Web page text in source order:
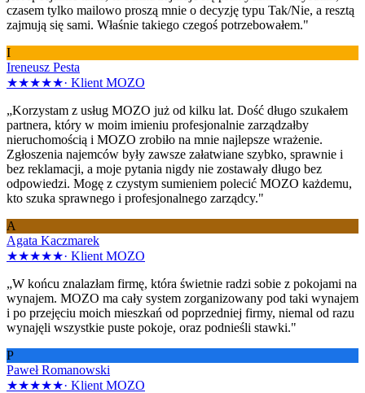
czasem tylko mailowo proszą mnie o decyzję typu Tak/Nie, a resztą
zajmują się sami. Właśnie takiego czegoś potrzebowałem."
I
Ireneusz Pesta
★★★★★· Klient MOZO
„Korzystam z usług MOZO już od kilku lat. Dość długo szukałem
partnera, który w moim imieniu profesjonalnie zarządzałby
nieruchomością i MOZO zrobiło na mnie najlepsze wrażenie.
Zgłoszenia najemców były zawsze załatwiane szybko, sprawnie i
bez reklamacji, a moje pytania nigdy nie zostawały długo bez
odpowiedzi. Mogę z czystym sumieniem polecić MOZO każdemu,
kto szuka sprawnego i profesjonalnego zarządcy."
A
Agata Kaczmarek
★★★★★· Klient MOZO
„W końcu znalazłam firmę, która świetnie radzi sobie z pokojami na
wynajem. MOZO ma cały system zorganizowany pod taki wynajem
i po przejęciu moich mieszkań od poprzedniej firmy, niemal od razu
wynajęli wszystkie puste pokoje, oraz podnieśli stawki."
P
Paweł Romanowski
★★★★★· Klient MOZO